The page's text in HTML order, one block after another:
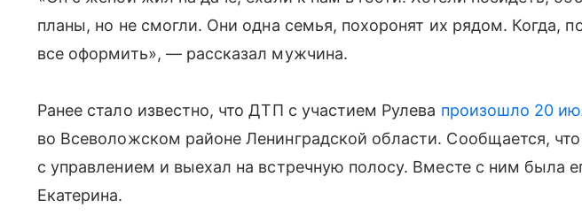
планы, но не смогли. Они одна семья, похоронят их рядом. Когда,
все оформить», — рассказал мужчина.
Ранее стало известно, что ДТП с участием Рулева произошло 20
во Всеволожском районе Ленинградской области. Сообщается, что
с управлением и выехал на встречную полосу. Вместе с ним была
Екатерина.